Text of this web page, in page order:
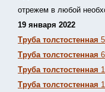
отрежем в любой
19 января 2022
Труба толстостенная
Труба толстостенная
Труба толстостенная
Труба толстостенная